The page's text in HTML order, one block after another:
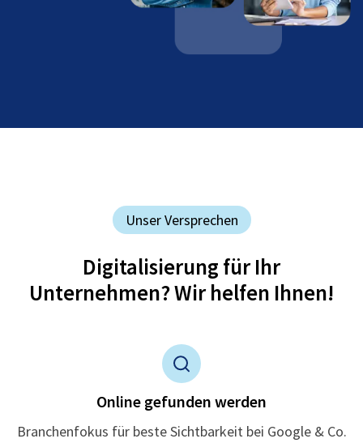
Unser Versprechen
Digitalisierung für Ihr
Unternehmen? Wir helfen Ihnen!
Online gefunden werden
Branchenfokus für beste Sichtbarkeit bei Google & Co.